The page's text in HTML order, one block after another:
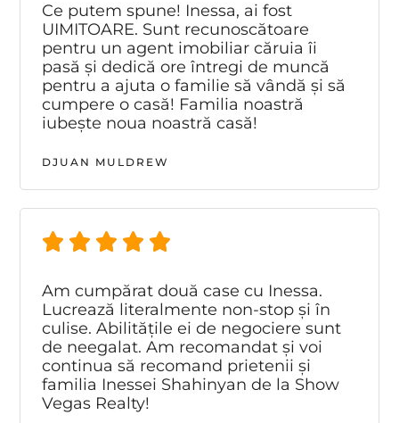
Ce putem spune! Inessa, ai fost
UIMITOARE. Sunt recunoscătoare
pentru un agent imobiliar căruia îi
pasă și dedică ore întregi de muncă
pentru a ajuta o familie să vândă și să
cumpere o casă! Familia noastră
iubește noua noastră casă!
DJUAN MULDREW
Am cumpărat două case cu Inessa.
Lucrează literalmente non-stop și în
culise. Abilitățile ei de negociere sunt
de neegalat. Am recomandat și voi
continua să recomand prietenii și
familia Inessei Shahinyan de la Show
Vegas Realty!